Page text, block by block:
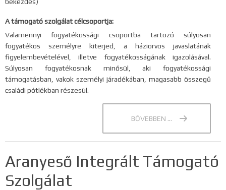
A támogató szolgálat célcsoportja:
Valamennyi fogyatékossági csoportba tartozó súlyosan
fogyatékos személyre kiterjed, a háziorvos javaslatának
figyelembevételével, illetve fogyatékosságának igazolásával.
Súlyosan fogyatékosnak minősül, aki fogyatékossági
támogatásban, vakok személyi járadékában, magasabb összegű
családi pótlékban részesül.
BŐVEBBEN ...
Aranyeső Integrált Támogató
Szolgálat